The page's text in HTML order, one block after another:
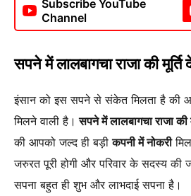
Subscribe YouTube
Channel
सपने में लालबागचा राजा की मूर्ति
इंसान को इस सपने से संकेत मिलता है की
मिलने वाली है। सपने में लालबागचा राजा की
की आपको जल्द ही बड़ीकपनी में नोकरी
जरुरत पूरी होगी और परिवार के सदस्य की
सपना बहुत ही शुभ और लाभदाई सपना है।